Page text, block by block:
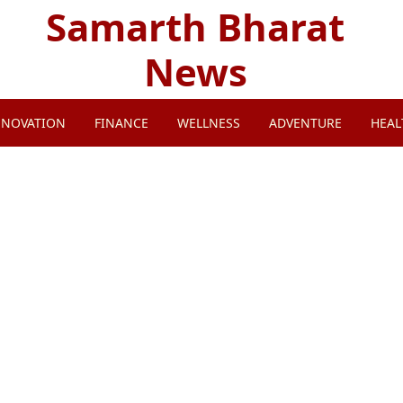
Samarth Bharat
News
FINANCE WELLNESS ADVENTURE